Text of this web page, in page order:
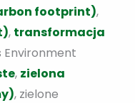
footprint),
, transformacja
Environment
, zielona
, zielone